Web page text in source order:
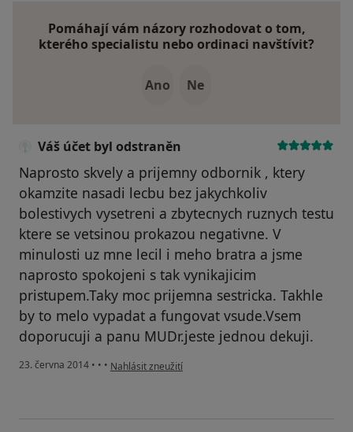
Pomáhají vám názory rozhodovat o tom,
kterého specialistu nebo ordinaci navštívit?
Ano Ne
Váš účet byl odstraněn
Naprosto skvely a prijemny odbornik , ktery
okamzite nasadi lecbu bez jakychkoliv
bolestivych vysetreni a zbytecnych ruznych testu
ktere se vetsinou prokazou negativne. V
minulosti uz mne lecil i meho bratra a jsme
naprosto spokojeni s tak vynikajicim
pristupem.Taky moc prijemna sestricka. Takhle
by to melo vypadat a fungovat vsude.Vsem
doporucuji a panu MUDr.jeste jednou dekuji.
23. června 2014 • • • podle názoru uživatele Váš účet byl odstraněn
Nahlásit zneužití